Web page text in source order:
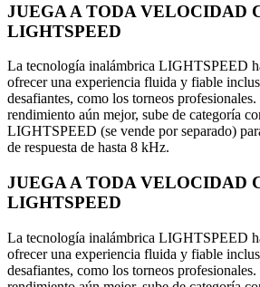
JUEGA A TODA VELOCIDAD
LIGHTSPEED
La tecnología inalámbrica LIGHTSPEED
ofrecer una experiencia fluida y fiable
desafiantes, como los torneos profesionales.
rendimiento aún mejor, sube de categoría
LIGHTSPEED (se vende por separado)
de respuesta de hasta 8 kHz.
JUEGA A TODA VELOCIDAD
LIGHTSPEED
La tecnología inalámbrica LIGHTSPEED
ofrecer una experiencia fluida y fiable
desafiantes, como los torneos profesionales.